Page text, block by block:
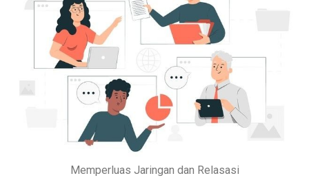
Memperluas Jaringan dan Relasasi